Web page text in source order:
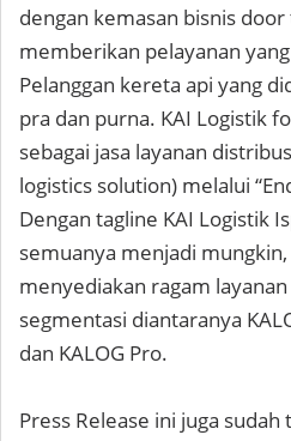
dengan kemasan bisnis
memberikan pelayanan
Pelanggan kereta api yang
pra dan purna. KAI Logistik
sebagai jasa layanan
logistics solution) melalui
Dengan tagline KAI Logistik
semuanya menjadi mungkin,
menyediakan ragam
segmentasi diantaranya
dan KALOG Pro.
Press Release ini juga sudah